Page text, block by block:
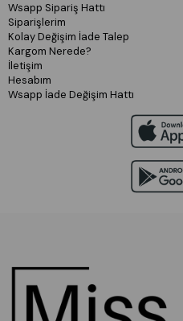
Wsapp Sipariş Hattı
Siparişlerim
Kolay Değişim İade Talep
Kargom Nerede?
İletişim
Hesabım
Wsapp İade Değişim Hattı